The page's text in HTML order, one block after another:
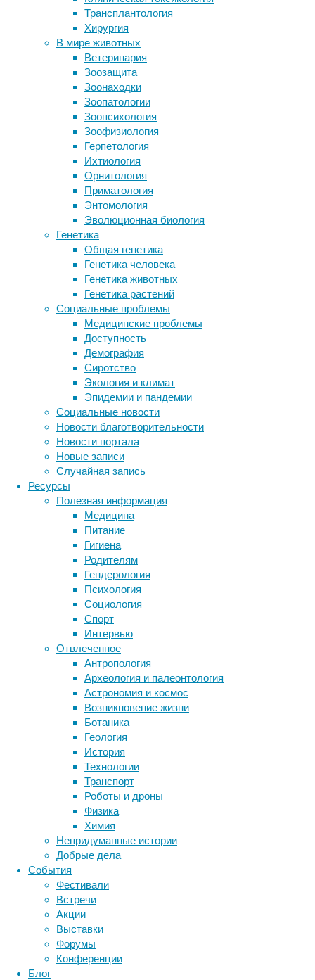
Трансплантология
Хирургия
В мире животных
Ветеринария
Зоозащита
Зоонаходки
Зоопатологии
Зоопсихология
Зоофизиология
Герпетология
Ихтиология
Орнитология
Приматология
Энтомология
Эволюционная биология
Генетика
Общая генетика
Генетика человека
Генетика животных
Генетика растений
Социальные проблемы
Медицинские проблемы
Доступность
Демография
Сиротство
Экология и климат
Эпидемии и пандемии
Социальные новости
Новости благотворительности
Новости портала
Новые записи
Случайная запись
Ресурсы
Полезная информация
Медицина
Питание
Гигиена
Родителям
Гендерология
Психология
Социология
Спорт
Интервью
Отвлеченное
Антропология
Археология и палеонтология
Астрономия и космос
Возникновение жизни
Ботаника
Геология
История
Технологии
Транспорт
Роботы и дроны
Физика
Химия
Непридуманные истории
Добрые дела
События
Фестивали
Встречи
Акции
Выставки
Форумы
Конференции
Блог
Альцгеймера,
исследования
лекарство,
медицина,
профилактика
Препарат
донанемаб
может
замедлять
прогрессирование
болезни
Альцгеймера.
показало
исследование,
отчет
котором
на
сайте
производителя
лекарства,
компании
настоящее
время
данные
исследования
не
опубликованы
научном
журнале
не
прошли
рецензирования
другими
учеными.
Самый
успешный
препарат
Донанемаб
относится
к
классу
моноклональных
антител.
Эти
Ученые поставили диагноз
стотысячелетнему человеку
Британская фармкомпания FabRx
разработала 3D-принтер для печати
лекарств на дому
«Здоровое» питание оказалось
вредным для окружающей среды
Модифицированные лимфоциты
уничтожают стареющие клетки
Следите за новостями
Метки
ДНК бактерии биология
биотехнология вирусы восприятие
генетика дети
здоровье
инструменты и методы
исследования
лекарства медицина
мозг наука
нейробиология
нейрофизиология
поведение
сон социальные проблемы
физиология
эмоции эпидемия